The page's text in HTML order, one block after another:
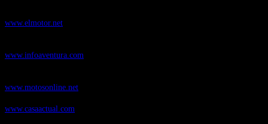
www.elmotor.net
www.infoaventura.com
www.motosonline.net
www.casaactual.com